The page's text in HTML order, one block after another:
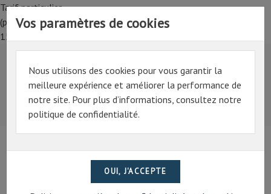
Tarif particulier,
(professionnel, connectez-vous pour bénéficier de la remise de
15%)
Tarif particulier,
(professionnel, connectez-vous pour bénéficier de la
remise de 15%)
07 69 94 13 47
Vos paramètres de cookies
Nous utilisons des cookies pour vous garantir la
meilleure expérience et améliorer la performance de
notre site. Pour plus d’informations, consultez notre
politique de confidentialité.